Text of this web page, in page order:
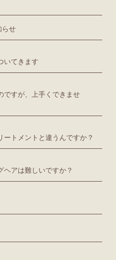
らせ
いてきます
ですが、上手くできませ
トメントと違うんですか？
ヘアは難しいですか？